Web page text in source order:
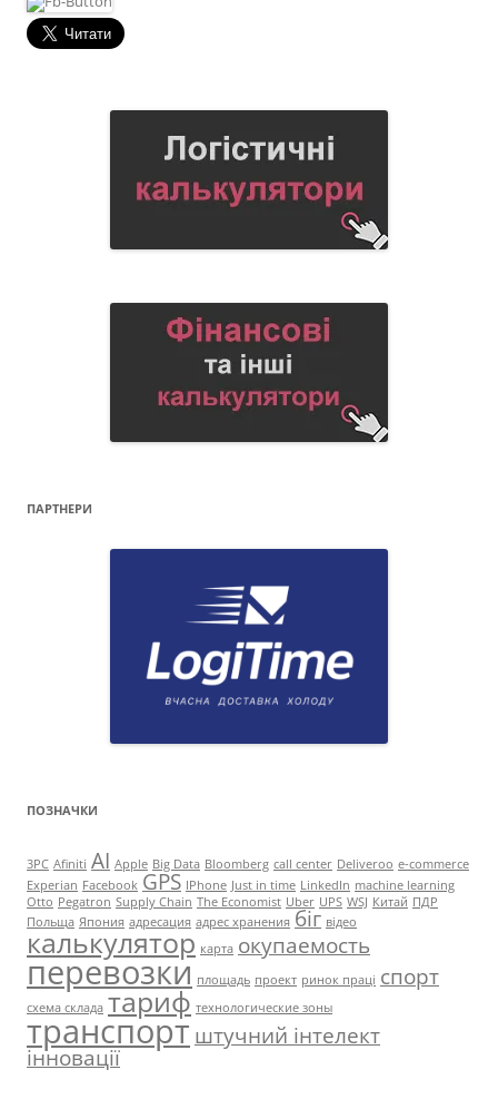
ПАРТНЕРИ
ПОЗНАЧКИ
3PC Afiniti AI Apple Big Data Bloomberg call center Deliveroo e-commerce
Experian Facebook GPS IPhone Just in time LinkedIn machine learning
Otto Pegatron Supply Chain The Economist Uber UPS WSJ Китай ПДР
Польща Япония адресация адрес хранения біг відео
калькулятор карта окупаемость
перевозки площадь проект ринок праці спорт
схема склада тариф технологические зоны
транспортштучний інтелект
інновації